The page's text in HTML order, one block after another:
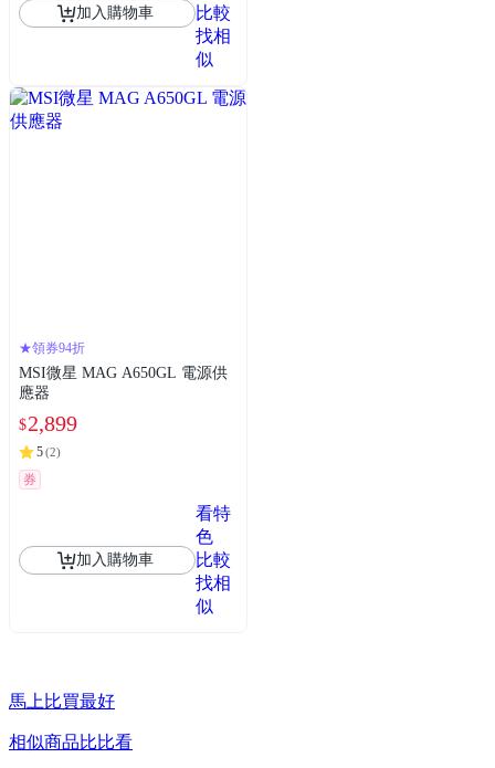
加入購物車
比較
找相
似
★領券94折
MSI微星 MAG A650GL 電源供
應器
$2,899
5(2)
券
加入購物車
看特
色
比較
找相
似
馬上比買最好
相似商品比比看